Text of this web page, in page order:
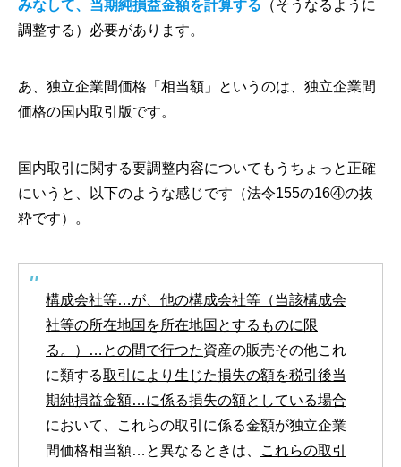
みなして、当期純損益金額を計算する （そうなるように
調整する）必要があります。
あ、独立企業間価格「相当額」というのは、独立企業間
価格の国内取引版です。
国内取引に関する要調整内容についてもうちょっと正確
にいうと、以下のような感じです（法令155の16④の抜
粋です）。
構成会社等…が、他の構成会社等（当該構成会
社等の所在地国を所在地国とするものに限
る。）…との間で行つた資産の販売その他これ
に類する取引により生じた損失の額を税引後当
期純損益金額…に係る損失の額としている場合
において、これらの取引に係る金額が独立企業
間価格相当額…と異なるときは、
これらの取引